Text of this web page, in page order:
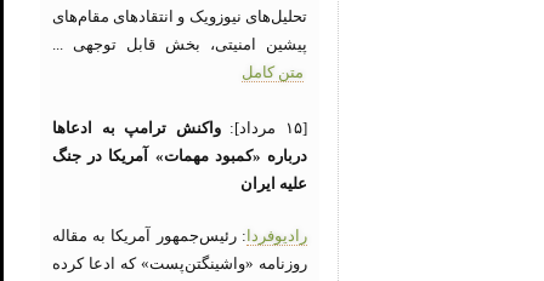
تحلیل‌های نیوزویک و انتقادهای مقام‌های
پیشین امنیتی، بخش قابل توجهی ...
متن کامل
[۱۵ مرداد]:
واکنش ترامپ به ادعاها
درباره «کمبود مهمات» آمریکا در جنگ
علیه ایران
رادیوفردا : رئیس‌جمهور آمریکا به مقاله
روزنامه «واشینگتن‌پست» که ادعا کرده